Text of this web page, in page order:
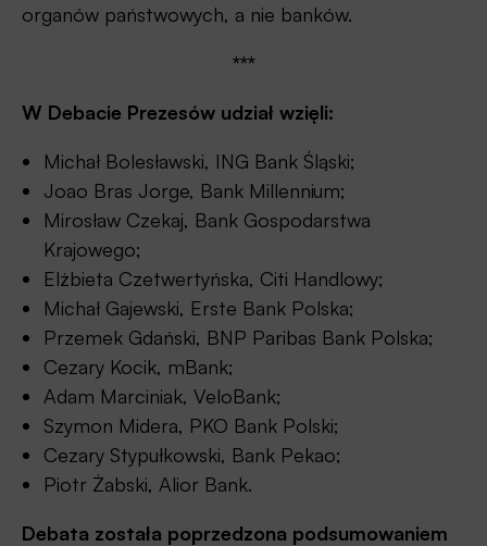
organów państwowych, a nie banków.
***
W Debacie Prezesów udział wzięli:
Michał Bolesławski, ING Bank Śląski;
Joao Bras Jorge, Bank Millennium;
Mirosław Czekaj, Bank Gospodarstwa
Krajowego;
Elżbieta Czetwertyńska, Citi Handlowy;
Michał Gajewski, Erste Bank Polska;
Przemek Gdański, BNP Paribas Bank Polska;
Cezary Kocik, mBank;
Adam Marciniak, VeloBank;
Szymon Midera, PKO Bank Polski;
Cezary Stypułkowski, Bank Pekao;
Piotr Żabski, Alior Bank.
Debata została poprzedzona podsumowaniem